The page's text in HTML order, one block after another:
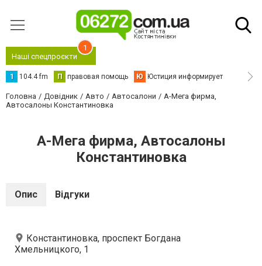
Наші спецпроєкти
1
1 104.4 fm П правовая помощь Ю Юстиция информирует
Головна Довідник Авто Автосалони
А-Мега фирма,
Автосалоны Константиновка
А-Мега фирма, Автосалоны
Константиновка
Опис Відгуки
Константиновка, проспект Богдана
Хмельницкого, 1